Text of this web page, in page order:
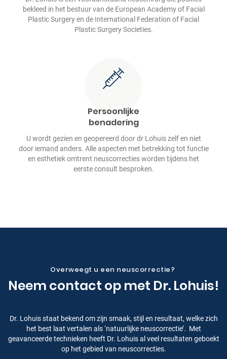
bekleed in het bestuur van de European Academy of Facial
Plastic Surgery en de International Federation of Facial
Plastic Surgery Societies.
Persoonlijke
benadering
U wordt gezien en geopereerd door dr Lohuis zelf en niet
door iemand anders. Alle aspecten met betrekking tot functie
en esthetiek omtrent neuscorrecties worden tijdens het
eerste consult besproken.
Overweegt u een neuscorrectie?
Neem contact op met Dr. Lohuis!
Dr. Lohuis staat bekend om zijn smaak, stijl en resultaat, welke zich
het best laat vertalen als ‘natuurlijke neuscorrectie’. Met
geavanceerde technieken heeft Dr. Lohuis al veel resultaten geboekt
op het gebied van neuscorrecties.